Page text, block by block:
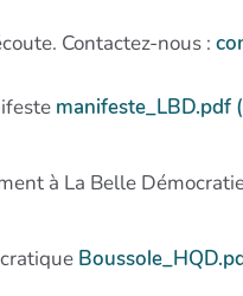
Contactez-nous :
manifeste_LBD.pdf
à La Belle